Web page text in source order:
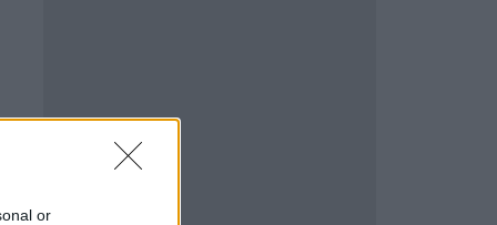
or